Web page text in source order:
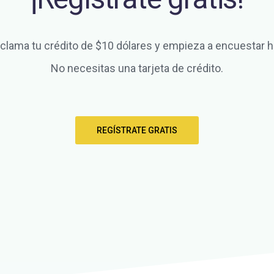
tu crédito de $10 dólares y empieza a encuestar
No necesitas una tarjeta de crédito.
REGÍSTRATE GRATIS